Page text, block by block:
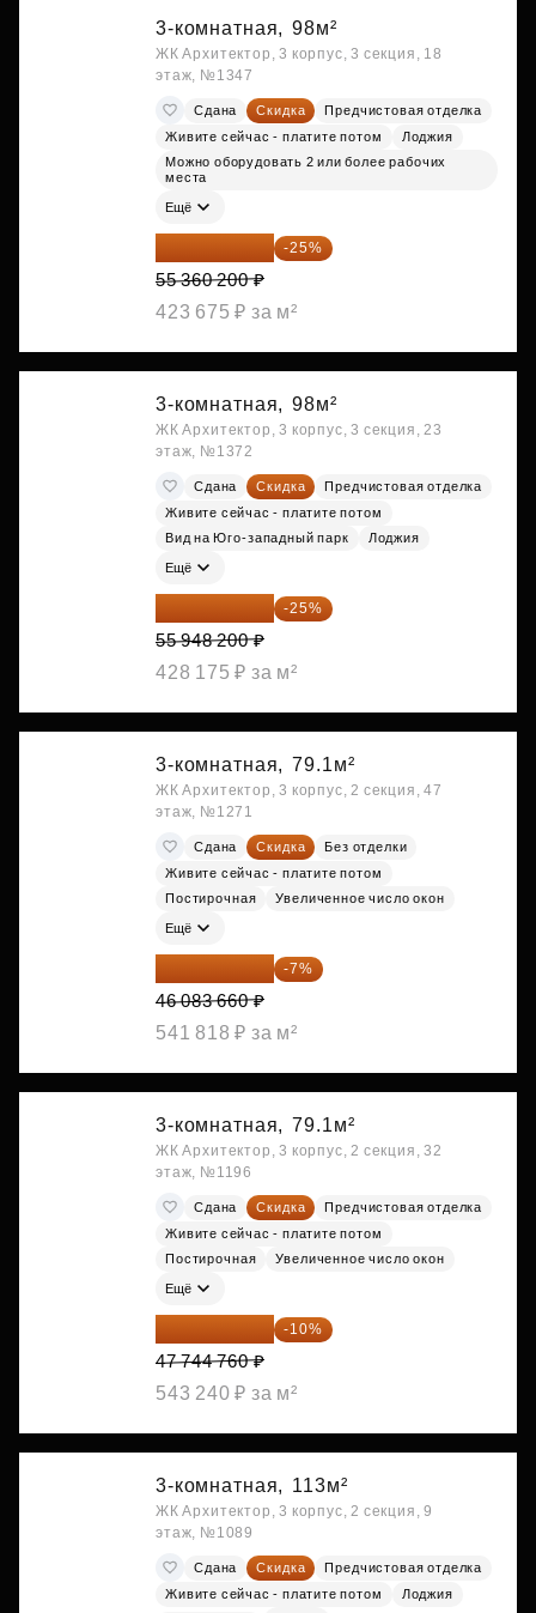
3-комнатная, 98м²
ЖК Архитектор, 3 корпус, 3 секция, 18
этаж, №1347
Сдана Скидка
Предчистовая отделка
Живите сейчас - платите потом
Лоджия
Можно оборудовать 2 или более рабочих
места
Ещё
41 520 150 ₽ -25%
55 360 200 ₽
423 675 ₽ за м²
3-комнатная, 98м²
ЖК Архитектор, 3 корпус, 3 секция, 23
этаж, №1372
Сдана Скидка
Предчистовая отделка
Живите сейчас - платите потом
Вид на Юго-западный парк
Лоджия
Ещё
41 961 150 ₽ -25%
55 948 200 ₽
428 175 ₽ за м²
3-комнатная, 79.1м²
ЖК Архитектор, 3 корпус, 2 секция, 47
этаж, №1271
Сдана Скидка
Без отделки
Живите сейчас - платите потом
Постирочная
Увеличенное число окон
Ещё
42 857 804 ₽ -7%
46 083 660 ₽
541 818 ₽ за м²
3-комнатная, 79.1м²
ЖК Архитектор, 3 корпус, 2 секция, 32
этаж, №1196
Сдана Скидка
Предчистовая отделка
Живите сейчас - платите потом
Постирочная
Увеличенное число окон
Ещё
42 970 284 ₽ -10%
47 744 760 ₽
543 240 ₽ за м²
3-комнатная, 113м²
ЖК Архитектор, 3 корпус, 2 секция, 9
этаж, №1089
Сдана Скидка
Предчистовая отделка
Живите сейчас - платите потом
Лоджия